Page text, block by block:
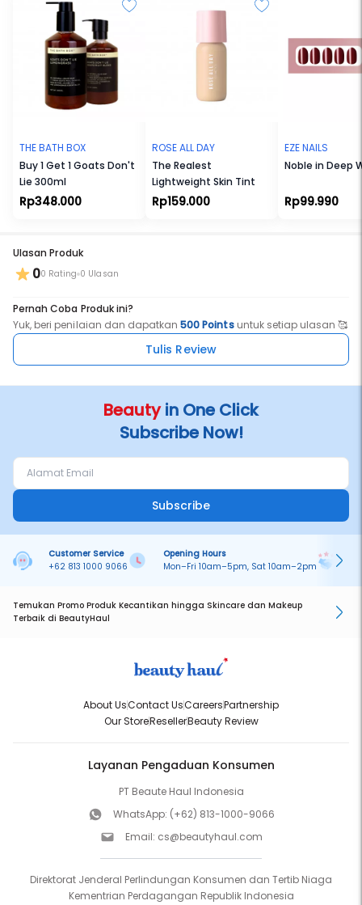
THE BATH BOX
Buy 1 Get 1 Goats Don't
Lie 300ml
Rp348.000
ROSE ALL DAY
The Realest
Lightweight Skin Tint
Rp159.000
EZE NAILS
Noble in Deep
Rp99.990
Ulasan Produk
00 Rating 0 Ulasan
Pernah Coba Produk ini?
Yuk, beri penilaian dan dapatkan500 Pointsuntuk setiap ulasan 🥰
Tulis Review
Beautyin One Click
Subscribe Now!
Subscribe
Customer Service
+62 813 1000 9066
Opening Hours
Mon–Fri 10am–5pm, Sat 10am–2pm
Temukan Promo Produk Kecantikan hingga Skincare dan Makeup
Terbaik di BeautyHaul
About UsContact UsCareersPartnership
Our StoreResellerBeauty Review
Layanan Pengaduan Konsumen
PT Beaute Haul Indonesia
WhatsApp: (+62) 813-1000-9066
Email: cs@beautyhaul.com
Direktorat Jenderal Perlindungan Konsumen dan Tertib Niaga
Kementrian Perdagangan Republik Indonesia